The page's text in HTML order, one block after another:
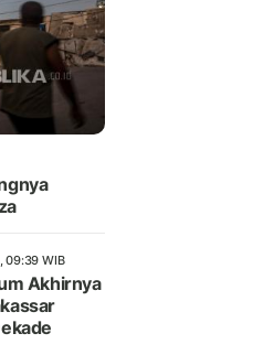
09:39 WIB
Akhirnya